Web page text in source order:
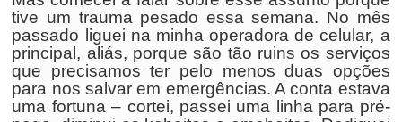
tive um trauma pesado essa semana. No mês
passado liguei na minha operadora de celular, a
principal, aliás, porque são tão ruins os serviços
que precisamos ter pelo menos duas opções
para nos salvar em emergências. A conta estava
uma fortuna – cortei, passei uma linha para pré-